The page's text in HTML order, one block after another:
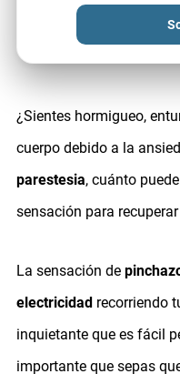
¿Sientes hormigueo,
cuerpo debido a la
parestesia, cuánto
sensación para
La sensación de
electricidadrecorriendo
inquietante que es fácil
importante que sepas